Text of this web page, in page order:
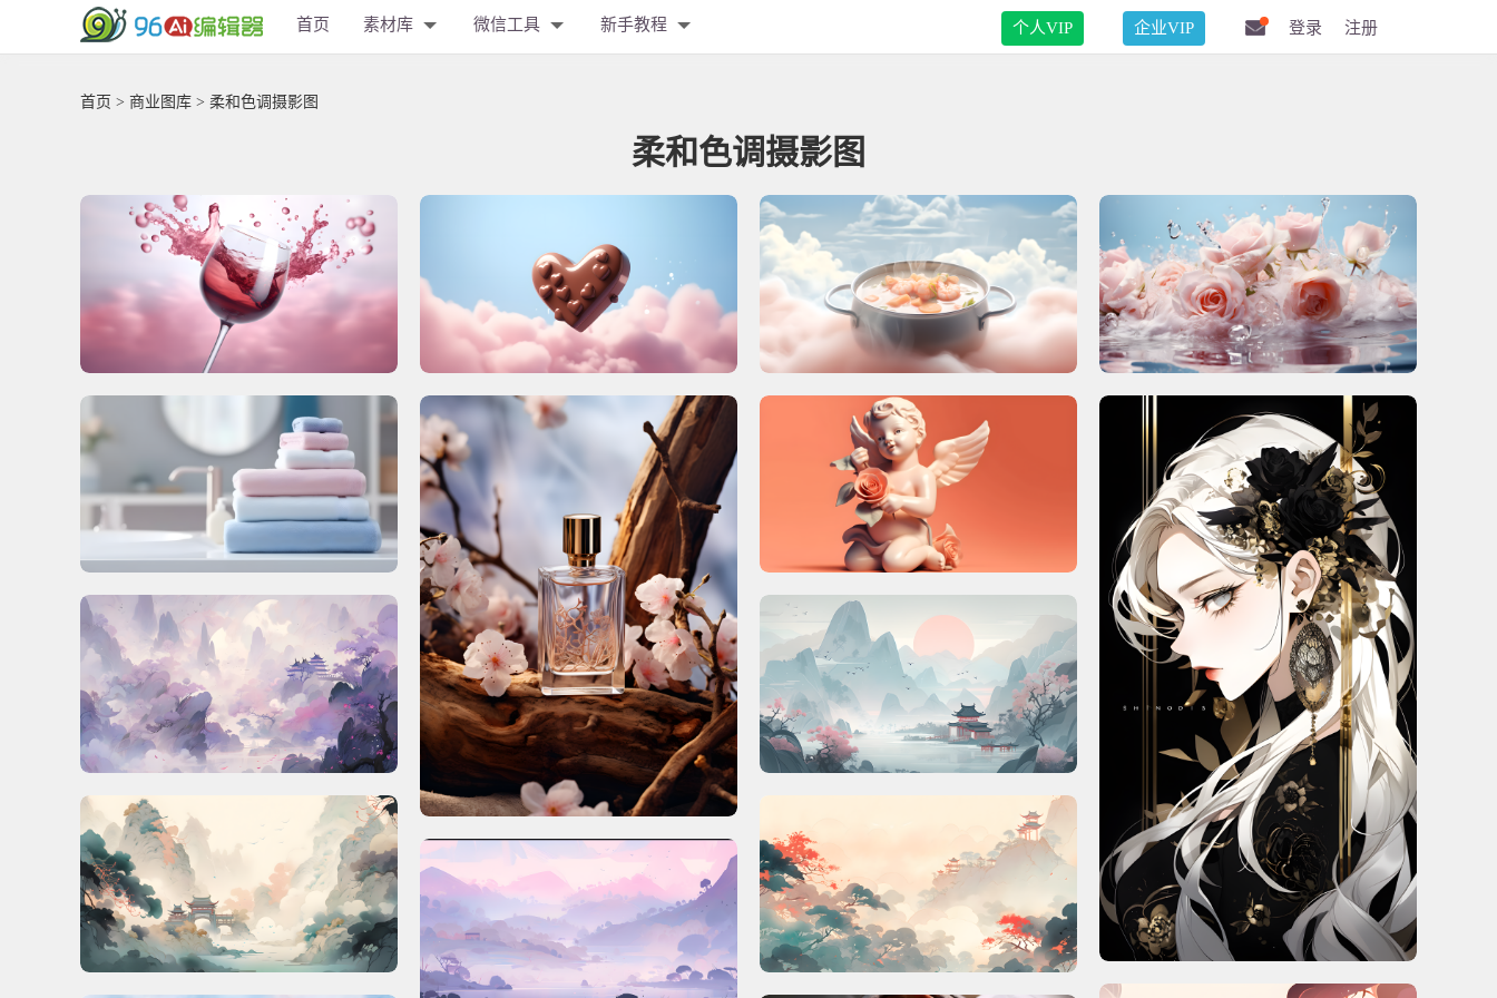
首页 素材库 微信工具 新手教程 个人VIP 企业VIP 登录 注册
首页 > 商业图库 > 柔和色调摄影图
柔和色调摄影图